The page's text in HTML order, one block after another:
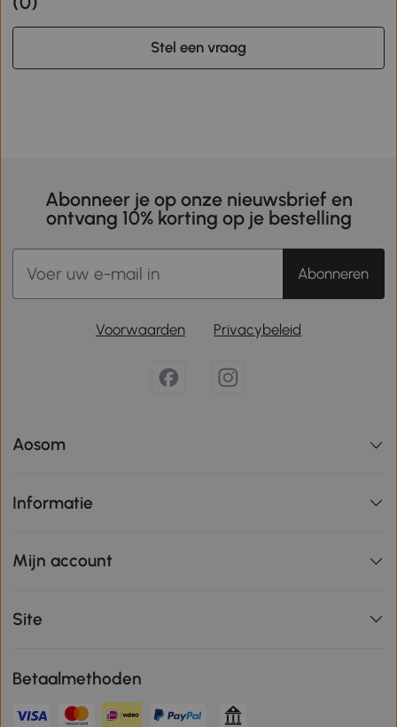
Stel een vraag
Abonneer je op onze nieuwsbrief en
ontvang 10% korting op je bestelling
Abonneren
Voorwaarden Privacybeleid
Aosom
Informatie
Mijn account
Site
Betaalmethoden